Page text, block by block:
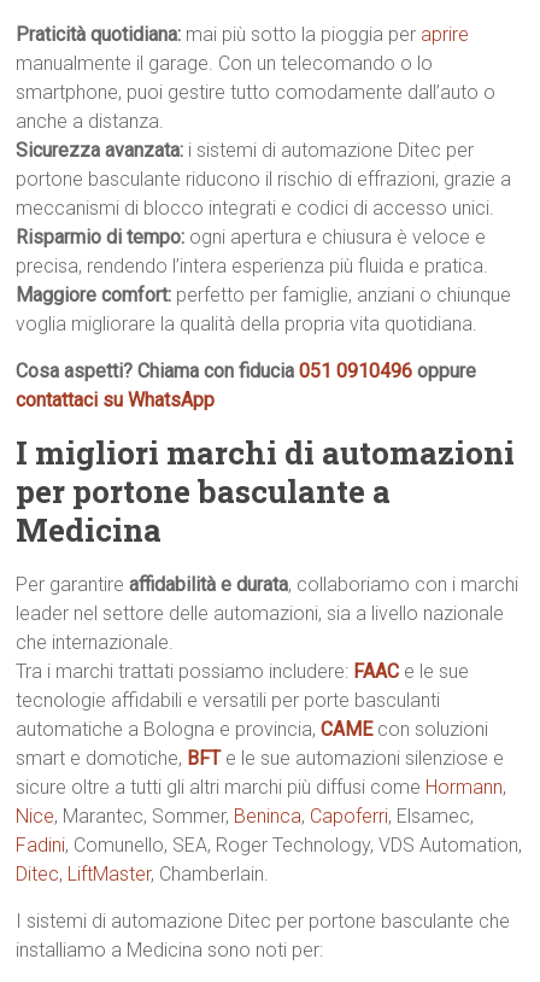
Praticità quotidiana: mai più sotto la pioggia per aprire
manualmente il garage. Con un telecomando o lo
smartphone, puoi gestire tutto comodamente dall’auto o
anche a distanza.
Sicurezza avanzata: i sistemi di automazione Ditec per
portone basculante riducono il rischio di effrazioni, grazie a
meccanismi di blocco integrati e codici di accesso unici.
Risparmio di tempo: ogni apertura e chiusura è veloce e
precisa, rendendo l’intera esperienza più fluida e pratica.
Maggiore comfort: perfetto per famiglie, anziani o chiunque
voglia migliorare la qualità della propria vita quotidiana.
Cosa aspetti? Chiama con fiducia051 0910496 oppure
contattaci su WhatsApp
I migliori marchi di automazioni
per portone basculante a
Medicina
Per garantireaffidabilità e durata, collaboriamo con i marchi
leader nel settore delle automazioni, sia a livello nazionale
che internazionale.
Tra i marchi trattati possiamo includere: FAAC e le sue
tecnologie affidabili e versatili per porte basculanti
automatiche a Bologna e provincia,CAME con soluzioni
smart e domotiche, BFT e le sue automazioni silenziose e
sicure oltre a tutti gli altri marchi più diffusi come Hormann,
Nice, Marantec, Sommer, Beninca, Capoferri, Elsamec,
Fadini, Comunello, SEA, Roger Technology, VDS Automation,
Ditec, LiftMaster, Chamberlain.
I sistemi di automazione Ditec per portone basculante che
installiamo a Medicina sono noti per: